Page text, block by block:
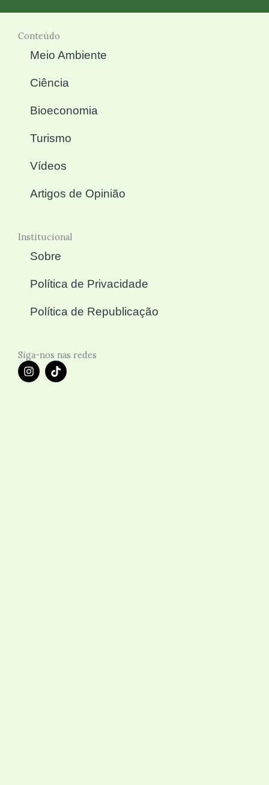
Conteúdo
Meio Ambiente
Ciência
Bioeconomia
Turismo
Vídeos
Artigos de Opinião
Institucional
Sobre
Política de Privacidade
Política de Republicação
Siga-nos nas redes
I
n
s
T
i
k